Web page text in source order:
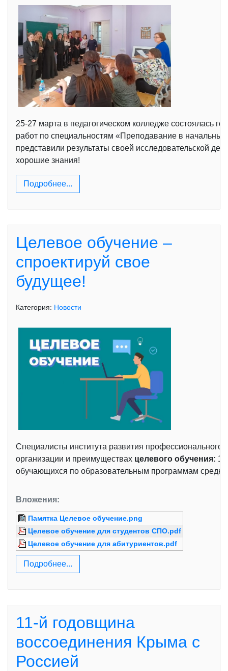
25-27 марта в педагогическом колледже состоялась
работ по специальностям «Преподавание в
представили результаты своей исследовательской
хорошие знания!
Подробнее...
Целевое обучение –
спроектируй свое
будущее!
Категория: Новости
Специалисты института развития
организации и преимуществах целевого обучения: 1.
обучающихся по образовательным программам
Вложения:
Памятка Целевое обучение.png
Целевое обучение для студентов СПО.pdf
Целевое обучение для абитуриентов.pdf
Подробнее...
11-й годовщина
воссоединения Крыма с
Россией